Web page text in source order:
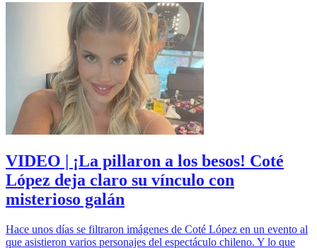
VIDEO | ¡La pillaron a los besos! Coté
López deja claro su vínculo con
misterioso galán
Hace unos días se filtraron imágenes de Coté López en un evento al
que asistieron varios personajes del espectáculo chileno. Y lo que